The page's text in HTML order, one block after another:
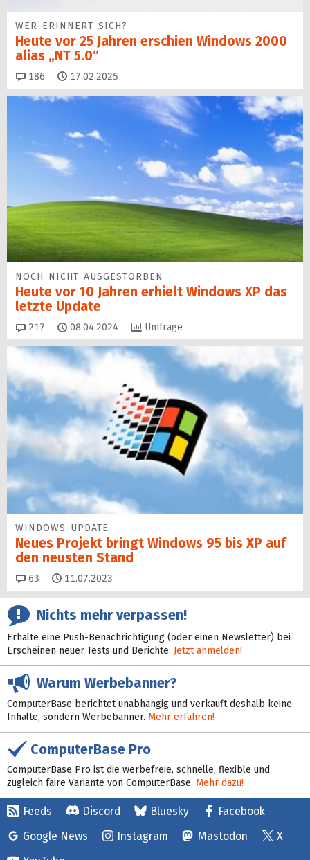
WER ERINNERT SICH?
Heute vor 25 Jahren erschien Windows 2000
alias „NT 5.0“
186 Kommentare
17.02.2025
NOCH NICHT AUSGESTORBEN
Heute vor 10 Jahren erhielt Windows XP das
letzte Update
217 Kommentare
08.04.2024 Umfrage
WINDOWS UPDATE
Neues Projekt bringt Windows 95 bis XP auf
den neusten Stand
63 Kommentare
11.07.2023
Nichts mehr verpassen!
Erhalte eine Push-Benachrichtigung (oder einen Newsletter) bei
Erscheinen neuer Tests und Berichte: Jetzt anmelden!
Warum Werbebanner?
ComputerBase berichtet unabhängig und verkauft deshalb keine
Inhalte, sondern Werbebanner. Mehr erfahren!
ComputerBase Pro
ComputerBase Pro ist die werbefreie, schnelle, flexible und
zugleich faire Variante von ComputerBase. Mehr dazu!
Feeds Discord Bluesky
Facebook
Google News
Instagram Mastodon
X